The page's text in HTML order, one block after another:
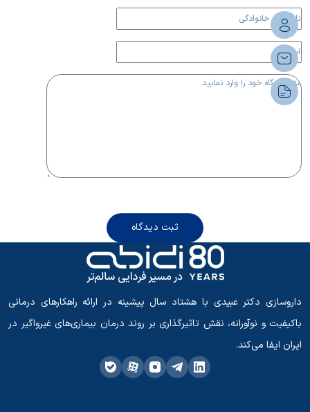
ثبت دیدگاه
داروسازی دکتر عبیدی با هشتاد سال پیشینه در ارائه راهکارهای درمانی
باکیفیت و نوآورانه، نقش تاثیرگذاری بر روند درمان بیماری‌های غیرواگیر در
ایران ایفا می‌کند.